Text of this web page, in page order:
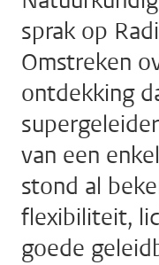
sprak op
Omstreken
ontdekking
van een
stond al
flexibiliteit,
goede